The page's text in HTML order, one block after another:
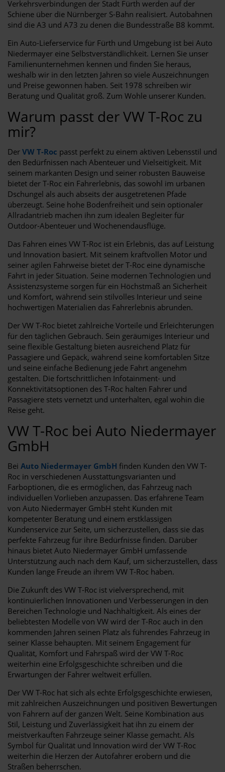
Verkehrsverbindungen der Stadt Fürth werden auf der
Schiene über die Nürnberger S-Bahn realisiert. Autobahnen
sind die A3 und A73 zu denen die Bundesstraße B8 kommt.
Ein Auto-Lieferservice für Fürth und Umgebung ist bei Auto
Niedermayer eine Selbstverständlichkeit. Lernen Sie unser
Familienunternehmen kennen und finden Sie heraus,
weshalb wir in den letzten Jahren so viele Auszeichnungen
und Preise gewonnen haben. Seit 1978 schreiben wir
Beratung und Qualität groß. Zum Wohle unserer Kunden.
Warum passt der VW T-Roc zu
mir?
Der VW T-Roc passt perfekt zu einem aktiven Lebensstil und
den Bedürfnissen nach Abenteuer und Vielseitigkeit. Mit
seinem markanten Design und seiner robusten Bauweise
bietet der T-Roc ein Fahrerlebnis, das sowohl im urbanen
Dschungel als auch abseits der ausgetretenen Pfade
überzeugt. Seine hohe Bodenfreiheit und sein optionaler
Allradantrieb machen ihn zum idealen Begleiter für
Outdoor-Abenteuer und Wochenendausflüge.
Das Fahren eines VW T-Roc ist ein Erlebnis, das auf Leistung
und Innovation basiert. Mit seinem kraftvollen Motor und
seiner agilen Fahrweise bietet der T-Roc eine dynamische
Fahrt in jeder Situation. Seine modernen Technologien und
Assistenzsysteme sorgen für ein Höchstmaß an Sicherheit
und Komfort, während sein stilvolles Interieur und seine
hochwertigen Materialien das Fahrerlebnis abrunden.
Der VW T-Roc bietet zahlreiche Vorteile und Erleichterungen
für den täglichen Gebrauch. Sein geräumiges Interieur und
seine flexible Gestaltung bieten ausreichend Platz für
Passagiere und Gepäck, während seine komfortablen Sitze
und seine einfache Bedienung jede Fahrt angenehm
gestalten. Die fortschrittlichen Infotainment- und
Konnektivitätsoptionen des T-Roc halten Fahrer und
Passagiere stets vernetzt und unterhalten, egal wohin die
Reise geht.
VW T-Roc bei Auto Niedermayer
GmbH
Bei Auto Niedermayer GmbH finden Kunden den VW T-
Roc in verschiedenen Ausstattungsvarianten und
Farboptionen, die es ermöglichen, das Fahrzeug nach
individuellen Vorlieben anzupassen. Das erfahrene Team
von Auto Niedermayer GmbH steht Kunden mit
kompetenter Beratung und einem erstklassigen
Kundenservice zur Seite, um sicherzustellen, dass sie das
perfekte Fahrzeug für ihre Bedürfnisse finden. Darüber
hinaus bietet Auto Niedermayer GmbH umfassende
Unterstützung auch nach dem Kauf, um sicherzustellen, dass
Kunden lange Freude an ihrem VW T-Roc haben.
Die Zukunft des VW T-Roc ist vielversprechend, mit
kontinuierlichen Innovationen und Verbesserungen in den
Bereichen Technologie und Nachhaltigkeit. Als eines der
beliebtesten Modelle von VW wird der T-Roc auch in den
kommenden Jahren seinen Platz als führendes Fahrzeug in
seiner Klasse behaupten. Mit seinem Engagement für
Qualität, Komfort und Fahrspaß wird der VW T-Roc
weiterhin eine Erfolgsgeschichte schreiben und die
Erwartungen der Fahrer weltweit erfüllen.
Der VW T-Roc hat sich als echte Erfolgsgeschichte erwiesen,
mit zahlreichen Auszeichnungen und positiven Bewertungen
von Fahrern auf der ganzen Welt. Seine Kombination aus
Stil, Leistung und Zuverlässigkeit hat ihn zu einem der
meistverkauften Fahrzeuge seiner Klasse gemacht. Als
Symbol für Qualität und Innovation wird der VW T-Roc
weiterhin die Herzen der Autofahrer erobern und die
Straßen beherrschen.